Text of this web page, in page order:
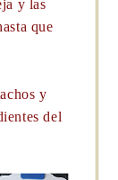
y las
que
y
del